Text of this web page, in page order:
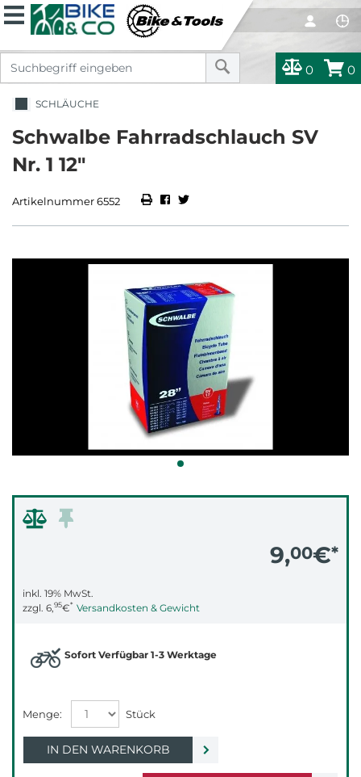
0 0
SCHLÄUCHE
Schwalbe Fahrradschlauch SV
Nr. 1 12"
Artikelnummer 6552
9,00€*
inkl. 19% MwSt.
zzgl. 6,95€* Versandkosten & Gewicht
Sofort Verfügbar 1-3 Werktage
IN DEN WARENKORB